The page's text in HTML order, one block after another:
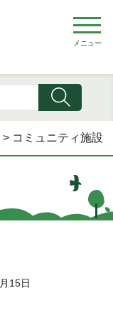
メニュー
> コミュニティ施設
15日